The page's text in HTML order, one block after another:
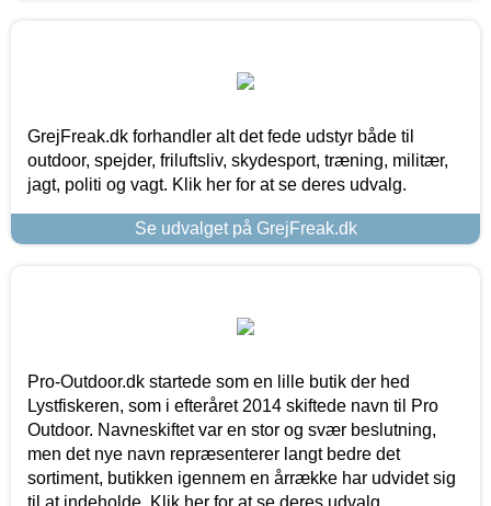
GrejFreak.dk forhandler alt det fede udstyr både til
outdoor, spejder, friluftsliv, skydesport, træning, militær,
jagt, politi og vagt. Klik her for at se deres udvalg.
Se udvalget på GrejFreak.dk
Pro-Outdoor.dk startede som en lille butik der hed
Lystfiskeren, som i efteråret 2014 skiftede navn til Pro
Outdoor. Navneskiftet var en stor og svær beslutning,
men det nye navn repræsenterer langt bedre det
sortiment, butikken igennem en årrække har udvidet sig
til at indeholde. Klik her for at se deres udvalg.